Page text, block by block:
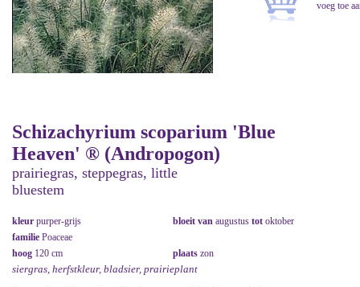
Schizachyrium scoparium 'Blue
Heaven' ® (Andropogon)
prairiegras, steppegras, little
bluestem
kleur purper-grijs bloeit van augustus tot oktober
familie Poaceae
hoog 120 cm plaats zon
siergras, herfstkleur, bladsier, prairieplant